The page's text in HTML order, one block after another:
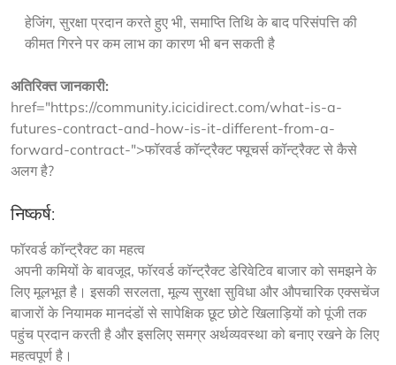
हेजिंग, सुरक्षा प्रदान करते हुए भी, समाप्ति तिथि के बाद परिसंपत्ति की
कीमत गिरने पर कम लाभ का कारण भी बन सकती है
अतिरिक्त जानकारी:
href="https://community.icicidirect.com/what-is-a-
futures-contract-and-how-is-it-different-from-a-
forward-contract-">फॉरवर्ड कॉन्ट्रैक्ट फ्यूचर्स कॉन्ट्रैक्ट से कैसे
अलग है?
निष्कर्ष:
फॉरवर्ड कॉन्ट्रैक्ट का महत्व
लिए मूलभूत है। इसकी सरलता, मूल्य सुरक्षा सुविधा और औपचारिक एक्सचेंज
बाजारों के नियामक मानदंडों से सापेक्षिक छूट छोटे खिलाड़ियों को पूंजी तक
पहुंच प्रदान करती है और इसलिए समग्र अर्थव्यवस्था को बनाए रखने के लिए
महत्वपूर्ण है।